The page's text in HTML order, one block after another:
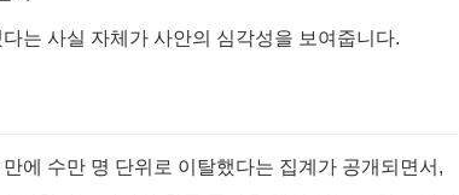
는 사실 자체가 사안의 심각성을 보여줍니다.
에 수만 명 단위로 이탈했다는 집계가 공개되면서,